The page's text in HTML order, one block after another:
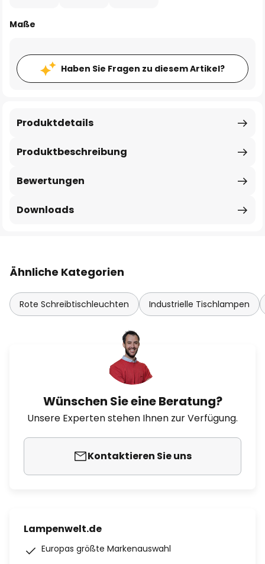
Maße
Haben Sie Fragen zu diesem Artikel?
Produktbeschreibung
Produktdetails
Bewertungen
Downloads
Ähnliche Kategorien
Rote Schreibtischleuchten Industrielle Tischlampen
Wünschen Sie eine Beratung?
Unsere Experten stehen Ihnen zur Verfügung.
Kontaktieren Sie uns
Lampenwelt.de
Europas größte Markenauswahl